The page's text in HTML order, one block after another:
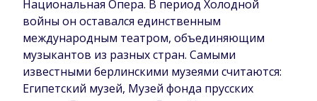
Национальная Опера. В период Холодной
войны он оставался единственным
международным театром, объединяющим
музыкантов из разных стран. Самыми
известными берлинскими музеями считаются:
Египетский музей, Музей фонда прусских